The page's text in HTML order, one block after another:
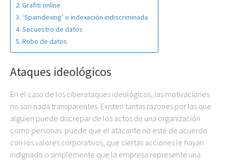
Grafiti online
‘Spamdexing’ o indexación indiscriminada
Secuestro de datos
Robo de datos
Ataques ideológicos
En el caso de los ciberataques ideológicos, las motivaciones
no son nada transparentes. Existen tantas razones por las que
alguien puede discrepar de los actos de una organización
como personas: puede que el atacante no esté de acuerdo
con los valores corporativos, que ciertas acciones le hayan
indignado o simplemente que la empresa represente una